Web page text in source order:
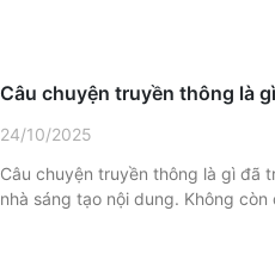
Câu chuyện truyền thông là
24/10/2025
Câu chuyện truyền thông là gì đã
nhà sáng tạo nội dung. Không